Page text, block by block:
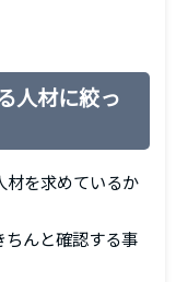
人材に絞っ
材を求めているか
ちんと確認する事